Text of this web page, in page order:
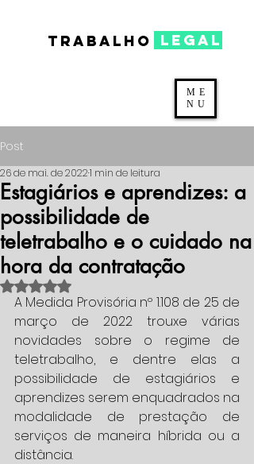
TRABALHO legal
ME
NU
Post
Estagiários e aprendizes: a
possibilidade de
teletrabalho e o cuidado na
hora da contratação
26 de mai. de 20221 min de leitura
Avaliado com NaN de 5 estrelas.
A Medida Provisória nº 1.108 de 25 de
março de 2022 trouxe várias
novidades sobre o regime de
teletrabalho, e dentre elas a
possibilidade de estagiários e
aprendizes serem enquadrados na
modalidade de prestação de
serviços de maneira híbrida ou a
distância.